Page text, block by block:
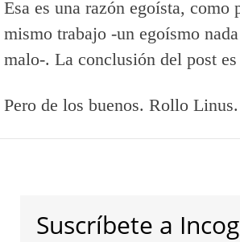
Esa es una razón egoísta, como
mismo trabajo -un egoísmo
malo-. La conclusión del post
Pero de los buenos. Rollo
Suscríbete a